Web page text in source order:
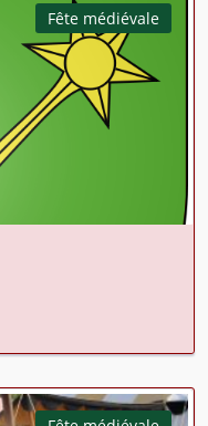
Fête médiévale